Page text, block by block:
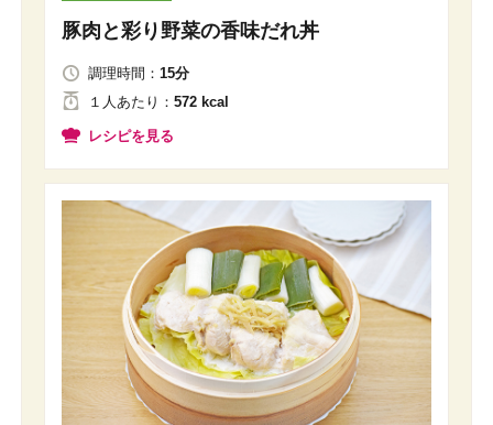
豚肉と彩り野菜の香味だれ丼
調理時間： 15分
１人あたり ： 572 kcal
レシピを見る